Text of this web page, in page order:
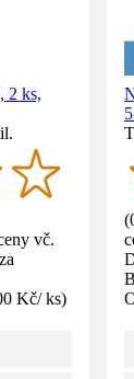
2 ks,
vč.
Kč/ ks)
(